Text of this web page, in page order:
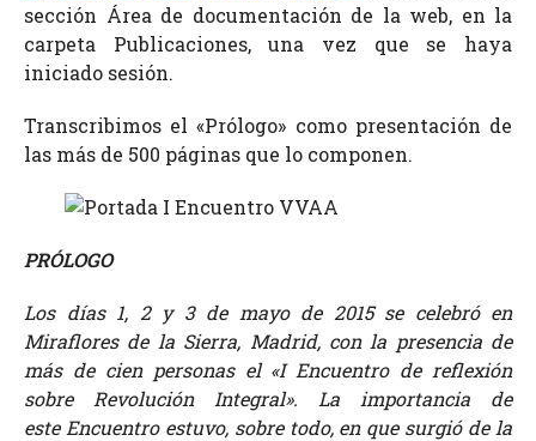
sección Área de documentación de la web, en la
carpeta Publicaciones, una vez que se haya
iniciado sesión.
Transcribimos el «Prólogo» como presentación de
las más de 500 páginas que lo componen.
PRÓLOGO
Los días 1, 2 y 3 de mayo de 2015 se celebró en
Miraflores de la Sierra, Madrid, con la presencia de
más de cien personas el «I Encuentro de reflexión
sobre Revolución Integral». La importancia de
este Encuentro estuvo, sobre todo, en que surgió de la